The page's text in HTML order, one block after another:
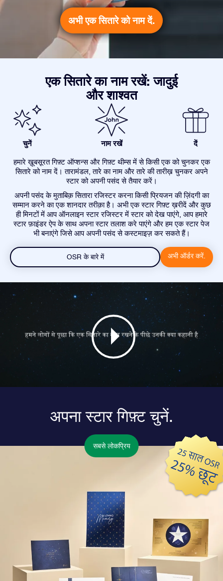
अभी एक सितारे को नाम दें.
एक सितारे का नाम रखें: जादुई
और शाश्वत
चुनें नाम रखें दें
हमारे ख़ूबसूरत गिफ़्ट ऑप्शन्स और गिफ़्ट थीम्स में से किसी एक को चुनकर एक
सितारे को नाम दें। तारामंडल, तारे का नाम और तारे की तारीख़ चुनकर अपने
स्टार को अपनी पसंद से तैयार करें।
अपनी पसंद के मुताबिक़ सितारा रजिस्टर करना किसी प्रियजन की ज़िंदगी का
सम्मान करने का एक शानदार तरीक़ा है। अभी एक स्टार गिफ़्ट ख़रीदें और कुछ
ही मिनटों में आप ऑनलाइन स्टार रजिस्टर में स्टार को देख पाएंगे, आप हमारे
स्टार फ़ाइंडर ऐप के साथ अपना स्टार तलाश करे पाएंगे और हम एक स्टार पेज
भी बनाएंगे जिसे आप अपनी पसंद से कस्टमाइज़ कर सकते हैं।
OSR के बारे में अभी ऑर्डर करें.
अपना स्टार गिफ़्ट चुनें.
सबसे लोकप्रिय